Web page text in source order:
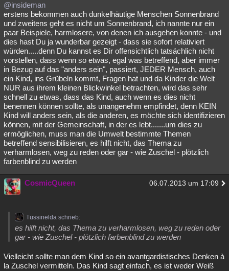
@insideman
erstens bekommen auch dunkelhäutige Menschen Sonnenbrand
und zweitens geht es nicht um Sonnenbrand, ich nannte nur ein
paar Beispiele, harmlosere, von denen ich ausgehen konnte - und
dies hast Du ja wunderbar gezeigt - dass sie sofort relativiert
würden.....denn Du kannst es Dir offensichtlich tatsächlich nicht
vorstellen, dass wenn so etwas, egal was betreffend, aber immer
in Bezug auf das "anders sein", passiert, JEDER Mensch, auch
ein Kind, ins Grübeln kommt, Fragen hat und da Kinder die Welt
NUR aus ihrem kleinen Blickwinkel betrachten, wird das sehr
schnell zu etwas, dass das Kind, auch wenn es dies nicht
benennen können sollte, als unangenehm empfindet, denn KEIN
Kind will anders sein, als die anderen, es möchte sich identifizieren
können, mit der Gemeinschaft, in der es lebt.......um dies zu
ermöglichen, muss man die Umwelt bestimmte Themen
betreffend sensibilisieren, es hilft nicht, das Thema zu
verharmlosen, weg zu reden oder gar - wie Zuschel - plötzlich
farbenblind zu werden
CosmicQueen 06.07.2013 um 17:09
Tussinelda schrieb:
es hilft nicht, das Thema zu verharmlosen, weg zu reden oder
gar - wie Zuschel - plötzlich farbenblind zu werden
Vielleicht sollte man dem Kind so ein avantgardistisches Denken à
la Zuschel vermitteln. Das Kind sagt einfach, es ist weder Weiß